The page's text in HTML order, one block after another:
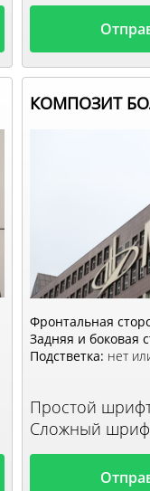
КОМПОЗИТ
Фронтальная
Задняя и боковая
Подстветка: нет
Простой
Сложный